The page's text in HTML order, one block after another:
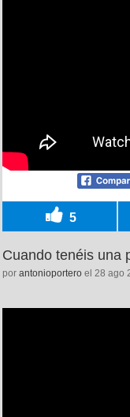
5
Cuando tenéis una
por antonioportero el 28 ago